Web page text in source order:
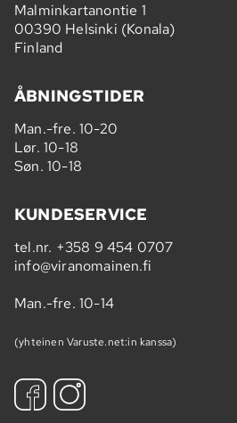
Malminkartanontie 1
00390 Helsinki (Konala)
Finland
ÅBNINGSTIDER
Man.-fre. 10-20
Lør. 10-18
Søn. 10-18
KUNDESERVICE
tel.nr. +358 9 454 0707
info@viranomainen.fi
Man.-fre. 10-14
(yhteinen Varuste.net:in kanssa)